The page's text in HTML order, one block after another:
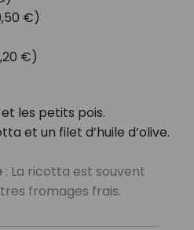
€)
€)
les petits pois.
et un filet d’huile d’olive.
: La ricotta est souvent
fromages frais.